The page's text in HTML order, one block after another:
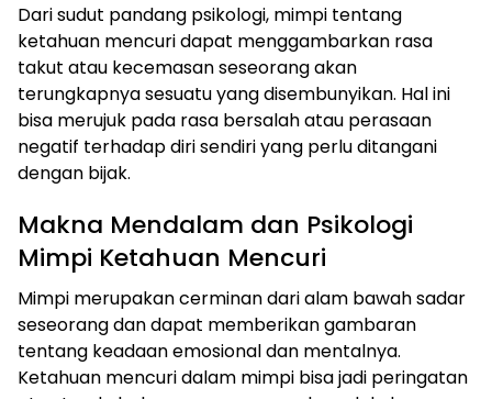
Dari sudut pandang psikologi, mimpi tentang
ketahuan mencuri dapat menggambarkan rasa
takut atau kecemasan seseorang akan
terungkapnya sesuatu yang disembunyikan. Hal ini
bisa merujuk pada rasa bersalah atau perasaan
negatif terhadap diri sendiri yang perlu ditangani
dengan bijak.
Makna Mendalam dan Psikologi
Mimpi Ketahuan Mencuri
Mimpi merupakan cerminan dari alam bawah sadar
seseorang dan dapat memberikan gambaran
tentang keadaan emosional dan mentalnya.
Ketahuan mencuri dalam mimpi bisa jadi peringatan